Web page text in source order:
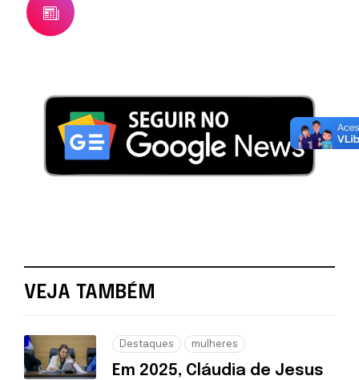
VEJA TAMBÉM
Destaques mulheres
Em 2025, Cláudia de Jesus